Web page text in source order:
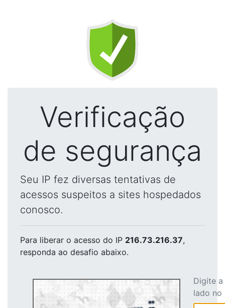
Verificação
de segurança
Seu IP fez diversas tentativas de
acessos suspeitos a sites hospedados
conosco.
Para liberar o acesso do IP 216.73.216.37,
responda ao desafio abaixo.
Digite
lado no